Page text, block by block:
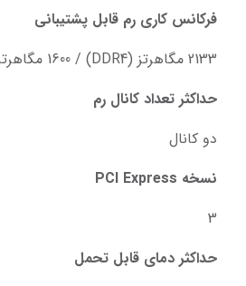
فرکانس کاری رم قابل پشتیبانی
2133 مگاهرتز (DDR4) / 1600 مگاهرتز (DDR3L)
حداکثر تعداد کانال رم
دو کانال
نسخه PCI Express
3
حداکثر دمای قابل تحمل